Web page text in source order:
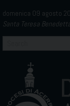
to
content
domenica 09 agosto
Santa Teresa